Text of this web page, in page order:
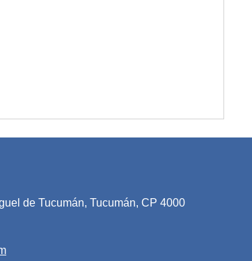
de Tucumán, Tucumán, CP 4000